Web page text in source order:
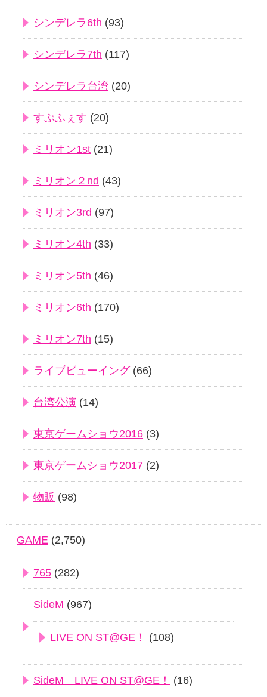
シンデレラ6th (93)
シンデレラ7th (117)
シンデレラ台湾 (20)
すぷふぇす (20)
ミリオン1st (21)
ミリオン２nd (43)
ミリオン3rd (97)
ミリオン4th (33)
ミリオン5th (46)
ミリオン6th (170)
ミリオン7th (15)
ライブビューイング(66)
台湾公演 (14)
東京ゲームショウ2016 (3)
東京ゲームショウ2017 (2)
物販 (98)
GAME (2,750)
765 (282)
SideM (967)
LIVE ON ST@GE！ (108)
SideM LIVE ON ST@GE！ (16)